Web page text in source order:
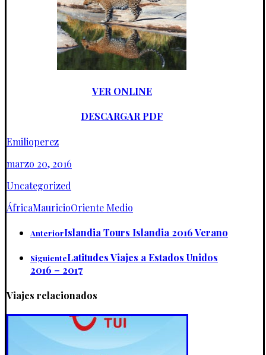
VER ONLINE
DESCARGAR PDF
Emilioperez
marzo 20, 2016
Uncategorized
ÁfricaMauricioOriente Medio
AnteriorIslandia Tours Islandia 2016 Verano
SiguienteLatitudes Viajes a Estados Unidos
2016 – 2017
Viajes relacionados